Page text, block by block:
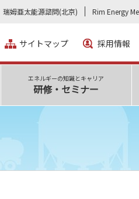
瑞姆亜太能源諮問(北京) Rim Energy
サイトマップ 採用情報
エネルギーの知識とキャリア
研修・セミナー